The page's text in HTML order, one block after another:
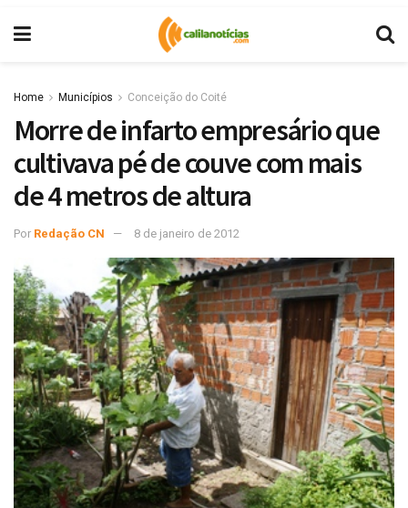
Home Municípios Conceição do Coité
Morre de infarto empresário que
cultivava pé de couve com mais
de 4 metros de altura
Por Redação CN 8 de janeiro de 2012